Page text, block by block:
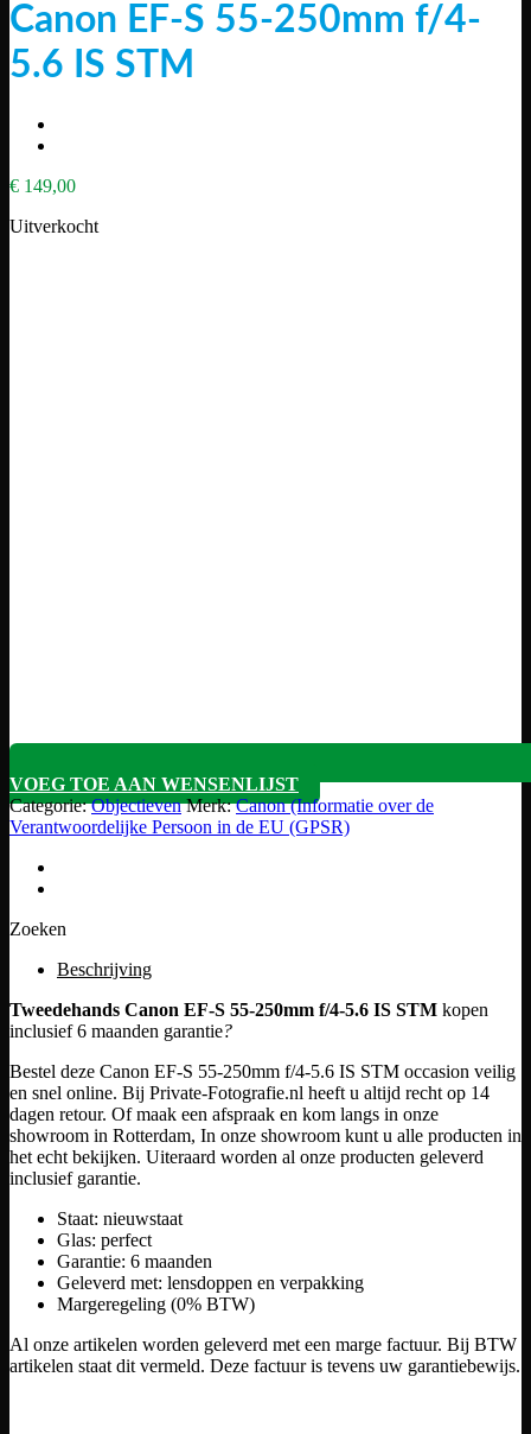
Canon EF-S 55-250mm f/4-
5.6 IS STM
€ 149,00
Uitverkocht
VOEG TOE AAN WENSENLIJST
Categorie:Objectieven Merk:Canon (Informatie over de
Verantwoordelijke Persoon in de EU (GPSR)
Zoeken
Beschrijving
Tweedehands Canon EF-S 55-250mm f/4-5.6 IS STM kopen
inclusief 6 maanden garantie?
Bestel deze Canon EF-S 55-250mm f/4-5.6 IS STM occasion veilig
en snel online. Bij Private-Fotografie.nl heeft u altijd recht op 14
dagen retour. Of maak een afspraak en kom langs in onze
showroom in Rotterdam, In onze showroom kunt u alle producten in
het echt bekijken. Uiteraard worden al onze producten geleverd
inclusief garantie.
Staat: nieuwstaat
Glas: perfect
Garantie: 6 maanden
Geleverd met: lensdoppen en verpakking
Margeregeling (0% BTW)
Al onze artikelen worden geleverd met een marge factuur. Bij BTW
artikelen staat dit vermeld. Deze factuur is tevens uw garantiebewijs.